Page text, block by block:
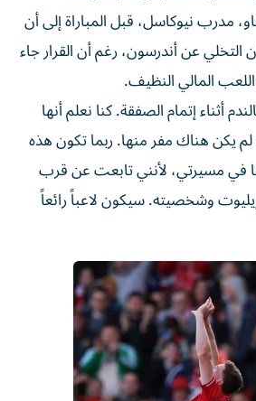
مدرب نيوكاسل، قبل المباراة إلى أن
التخلي عن أندرسون، رغم أن القرار جاء
المالي النظيف.
أثناء إتمام الصفقة. كنا نعلم أنها
يكن هناك مفر منها. ربما تكون هذه
في مسيرتي، لأنني تابعت عن قرب
وشخصيته. سيكون لاعباً رائعاً